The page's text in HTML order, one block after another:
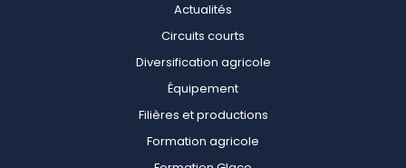
Actualités
Circuits courts
Diversification agricole
Équipement
Filières et productions
Formation agricole